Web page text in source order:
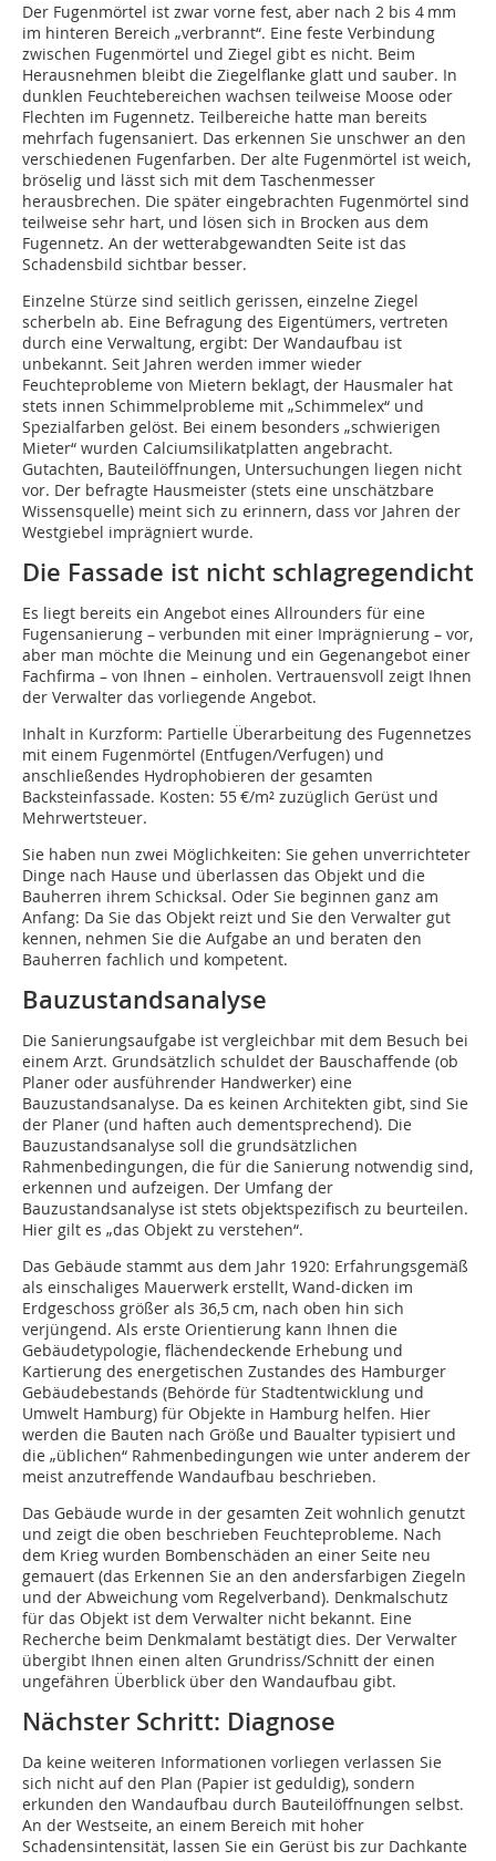
Der Fugenmörtel ist zwar vorne fest, aber nach 2 bis 4 mm
im hinteren Bereich „verbrannt“. Eine feste Verbindung
zwischen Fugenmörtel und Ziegel gibt es nicht. Beim
Herausnehmen bleibt die Ziegelflanke glatt und sauber. In
dunklen Feuchtebereichen wachsen teilweise Moose oder
Flechten im Fugennetz. Teilbereiche hatte man bereits
mehrfach fugensaniert. Das erkennen Sie unschwer an den
verschiedenen Fugenfarben. Der alte Fugenmörtel ist weich,
bröselig und lässt sich mit dem Taschenmesser
herausbrechen. Die später eingebrachten Fugenmörtel sind
teilweise sehr hart, und lösen sich in Brocken aus dem
Fugennetz. An der wetterabgewandten Seite ist das
Schadensbild sichtbar besser.
Einzelne Stürze sind seitlich gerissen, einzelne Ziegel
scherbeln ab. Eine Befragung des Eigentümers, vertreten
durch eine Verwaltung, ergibt: Der Wandaufbau ist
unbekannt. Seit Jahren werden immer wieder
Feuchteprobleme von Mietern beklagt, der Hausmaler hat
stets innen Schimmelprobleme mit „Schimmelex“ und
Spezialfarben gelöst. Bei einem besonders „schwierigen
Mieter“ wurden Calciumsilikatplatten angebracht.
Gutachten, Bauteilöffnungen, Untersuchungen liegen nicht
vor. Der befragte Hausmeister (stets eine unschätzbare
Wissensquelle) meint sich zu erinnern, dass vor Jahren der
Westgiebel imprägniert wurde.
Die Fassade ist nicht schlagregendicht
Es liegt bereits ein Angebot eines Allrounders für eine
Fugensanierung – verbunden mit einer Imprägnierung – vor,
aber man möchte die Meinung und ein Gegenangebot einer
Fachfirma – von Ihnen – einholen. Vertrauensvoll zeigt Ihnen
der Verwalter das vorliegende Angebot.
Inhalt in Kurzform: Partielle Überarbeitung des Fugennetzes
mit einem Fugenmörtel (Entfugen/Verfugen) und
anschließendes Hydrophobieren der gesamten
Backsteinfassade. Kosten: 55 €/m² zuzüglich Gerüst und
Mehrwertsteuer.
Sie haben nun zwei Möglichkeiten: Sie gehen unverrichteter
Dinge nach Hause und überlassen das Objekt und die
Bauherren ihrem Schicksal. Oder Sie beginnen ganz am
Anfang: Da Sie das Objekt reizt und Sie den Verwalter gut
kennen, nehmen Sie die Aufgabe an und beraten den
Bauherren fachlich und kompetent.
Bauzustandsanalyse
Die Sanierungsaufgabe ist vergleichbar mit dem Besuch bei
einem Arzt. Grundsätzlich schuldet der Bauschaffende (ob
Planer oder ausführender Handwerker) eine
Bauzustandsanalyse. Da es keinen Architekten gibt, sind Sie
der Planer (und haften auch dementsprechend). Die
Bauzustandsanalyse soll die grundsätzlichen
Rahmenbedingungen, die für die Sanierung notwendig sind,
erkennen und aufzeigen. Der Umfang der
Bauzustandsanalyse ist stets objektspezifisch zu beurteilen.
Hier gilt es „das Objekt zu verstehen“.
Das Gebäude stammt aus dem Jahr 1920: Erfahrungsgemäß
als einschaliges Mauerwerk erstellt, Wand-dicken im
Erdgeschoss größer als 36,5 cm, nach oben hin sich
verjüngend. Als erste Orientierung kann Ihnen die
Gebäudetypologie, flächendeckende Erhebung und
Kartierung des energetischen Zustandes des Hamburger
Gebäudebestands (Behörde für Stadtentwicklung und
Umwelt Hamburg) für Objekte in Hamburg helfen. Hier
werden die Bauten nach Größe und Baualter typisiert und
die „üblichen“ Rahmenbedingungen wie unter anderem der
meist anzutreffende Wandaufbau beschrieben.
Das Gebäude wurde in der gesamten Zeit wohnlich genutzt
und zeigt die oben beschrieben Feuchteprobleme. Nach
dem Krieg wurden Bombenschäden an einer Seite neu
gemauert (das Erkennen Sie an den andersfarbigen Ziegeln
und der Abweichung vom Regelverband). Denkmalschutz
für das Objekt ist dem Verwalter nicht bekannt. Eine
Recherche beim Denkmalamt bestätigt dies. Der Verwalter
übergibt Ihnen einen alten Grundriss/Schnitt der einen
ungefähren Überblick über den Wandaufbau gibt.
Nächster Schritt: Diagnose
Da keine weiteren Informationen vorliegen verlassen Sie
sich nicht auf den Plan (Papier ist geduldig), sondern
erkunden den Wandaufbau durch Bauteilöffnungen selbst.
An der Westseite, an einem Bereich mit hoher
Schadensintensität, lassen Sie ein Gerüst bis zur Dachkante